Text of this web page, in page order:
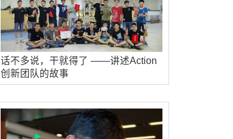
话不多说，干就得了 ——讲述Action
创新团队的故事